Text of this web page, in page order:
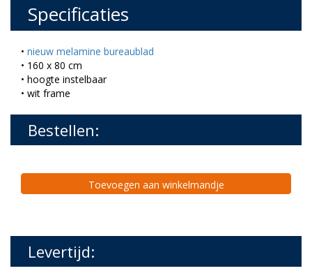
Specificaties
• nieuw melamine bureaublad
• 160 x 80 cm
• hoogte instelbaar
• wit frame
Bestellen:
Toevoegen aan winkelmandje
Levertijd: